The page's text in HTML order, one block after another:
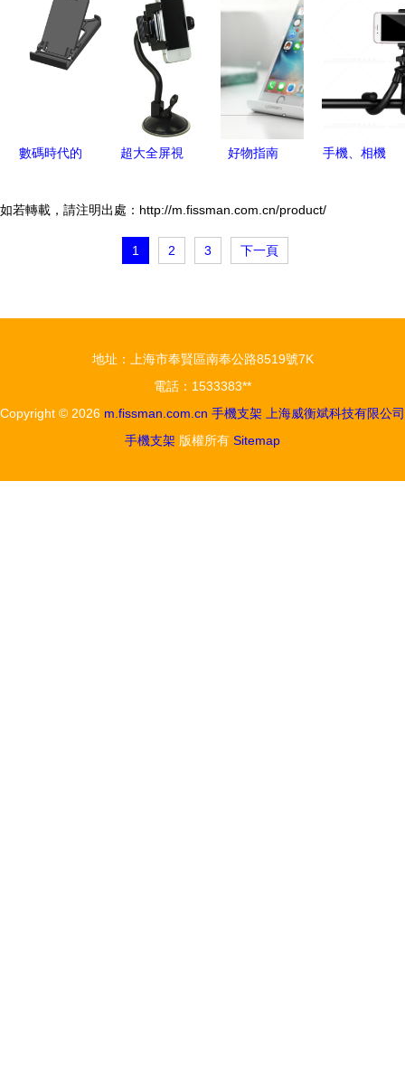
產品與手機
支架搭配指
南
造手機與
GPS支架的
行業標桿
車載手機支
架，一插即
用，駕駛更
安心
Touch 2可
機支架測評
推薦
數碼時代的
支架如何成
超大全屏視
巨屏手機的
完美拍檔
——吸盤式
支架推薦
好物指南
手機、相機
靜物拍攝與
如若轉載，請注明出處：http://m.fissman.com.cn/product/
1 2 3 下一頁
地址：上海市奉賢區南奉公路8519號7K
電話：1533383**
Copyright © 2026 m.fissman.com.cn 手機支架
上海威衡斌科技有限公司
手機支架 版權所有 Sitemap